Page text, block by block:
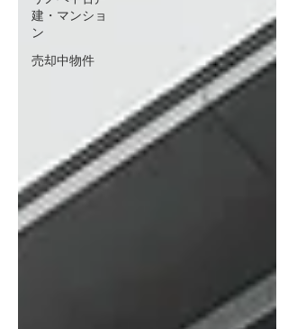
建・マンショ
ン
売却中物件